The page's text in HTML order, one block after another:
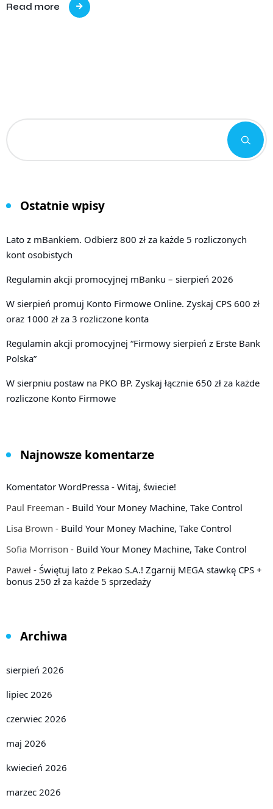
Read more
Ostatnie wpisy
Lato z mBankiem. Odbierz 800 zł za każde 5 rozliczonych
kont osobistych
Regulamin akcji promocyjnej mBanku – sierpień 2026
W sierpień promuj Konto Firmowe Online. Zyskaj CPS 600 zł
oraz 1000 zł za 3 rozliczone konta
Regulamin akcji promocyjnej “Firmowy sierpień z Erste Bank
Polska”
W sierpniu postaw na PKO BP. Zyskaj łącznie 650 zł za każde
rozliczone Konto Firmowe
Najnowsze komentarze
Komentator WordPressa - Witaj, świecie!
Paul Freeman - Build Your Money Machine, Take Control
Lisa Brown - Build Your Money Machine, Take Control
Sofia Morrison - Build Your Money Machine, Take Control
Paweł - Świętuj lato z Pekao S.A.! Zgarnij MEGA stawkę CPS +
bonus 250 zł za każde 5 sprzedaży
Archiwa
sierpień 2026
lipiec 2026
czerwiec 2026
maj 2026
kwiecień 2026
marzec 2026